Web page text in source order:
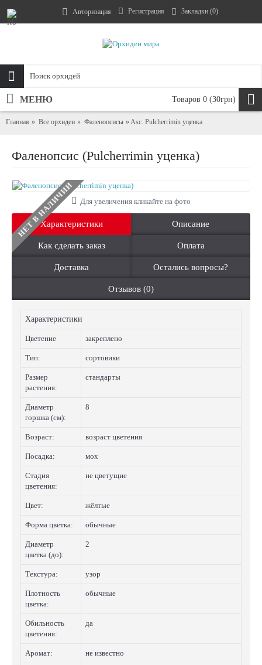
Авторизация Регистрация Закладки (0)
Товаров 0 (30грн)
МЕНЮ
Главная Все орхидеи Фаленопсисы Asc. Pulcherrimin уценка
Фаленопсис (Pulcherrimin уценка)
НЕТ В НАЛИЧИИ Для увеличения кликайте на фото
Характеристики Описание
Как сделать заказ Оплата
Доставка Остались вопросы?
Отзывов (0)
Характеристики
Цветение закреплено
Тип: сортовики
Размер
растения:
стандарты
Диаметр
горшка (см):
8
Возраст: возраст цветения
Посадка: мох
Стадия
цветения:
не цветущие
Цвет: жёлтые
Форма цветка: обычные
Диаметр
цветка (до):
2
Текстура: узор
Плотность
цветка:
обычные
Обильность
цветения:
да
Аромат: не известно